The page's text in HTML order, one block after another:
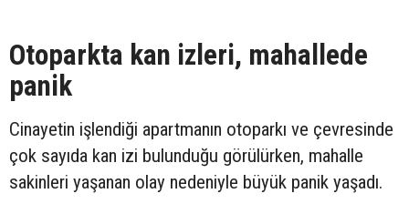
Otoparkta kan izleri, mahallede
panik
Cinayetin işlendiği apartmanın otoparkı ve çevresinde
çok sayıda kan izi bulunduğu görülürken, mahalle
sakinleri yaşanan olay nedeniyle büyük panik yaşadı.